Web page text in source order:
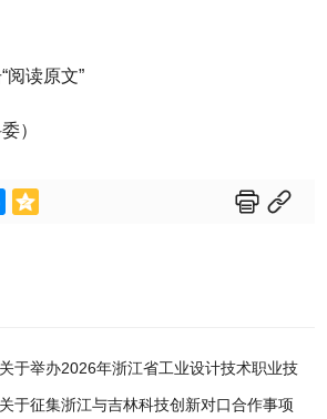
阅读原文”
）
  
于举办2026年浙江省工业设计技术职业技
于征集浙江与吉林科技创新对口合作事项